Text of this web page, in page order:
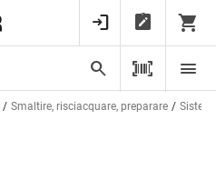
Smaltire, risciacquare, preparare